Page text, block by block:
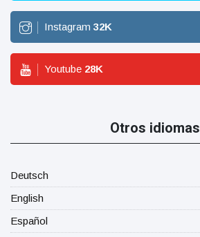
Instagram 32K
Youtube 28K
Otros idiomas
Deutsch
English
Español